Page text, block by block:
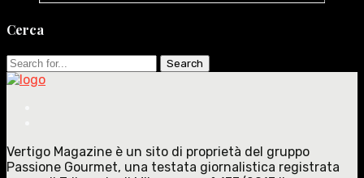
Cerca
Search
for:
Vertigo Magazine è un sito di proprietà del gruppo
Passione Gourmet, una testata giornalistica registrata